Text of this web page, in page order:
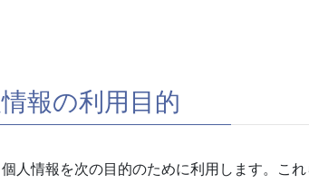
報の利用目的
人情報を次の目的のために利用します。これ